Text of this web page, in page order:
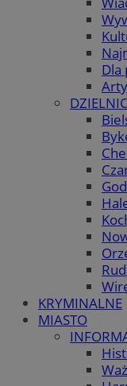
Dla
KRYMINALNE
MIASTO